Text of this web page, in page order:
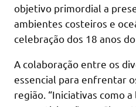
objetivo primordial a
ambientes costeiros e
celebração dos 18 anos
A colaboração entre os
essencial para enfrentar
região. “Iniciativas como